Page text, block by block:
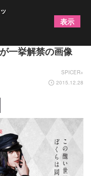
古川雄輝…映画
一挙解禁の画像
SPICER+
2015.12.28
表示